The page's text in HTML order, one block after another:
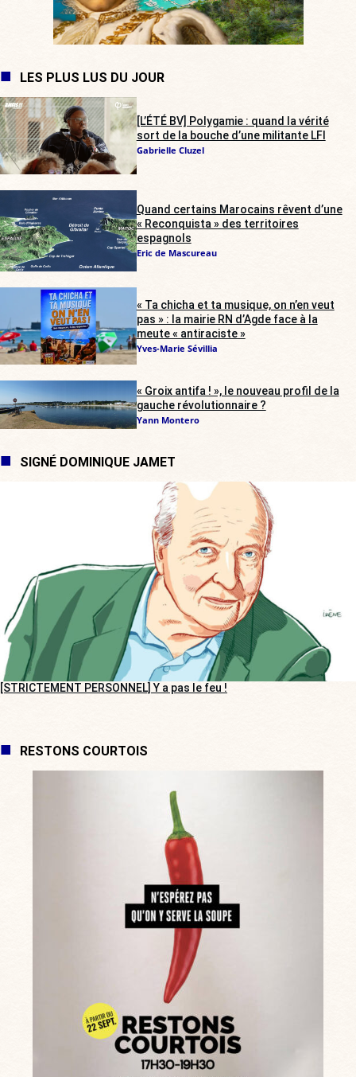
LES PLUS LUS DU JOUR
[L’ÉTÉ BV] Polygamie : quand la vérité
sort de la bouche d’une militante LFI
Gabrielle Cluzel
Quand certains Marocains rêvent d’une
« Reconquista » des territoires
espagnols
Eric de Mascureau
« Ta chicha et ta musique, on n’en veut
pas » : la mairie RN d’Agde face à la
meute « antiraciste »
Yves-Marie Sévillia
« Groix antifa ! », le nouveau profil de la
gauche révolutionnaire ?
Yann Montero
SIGNÉ DOMINIQUE JAMET
[STRICTEMENT PERSONNEL] Y a pas le feu !
RESTONS COURTOIS